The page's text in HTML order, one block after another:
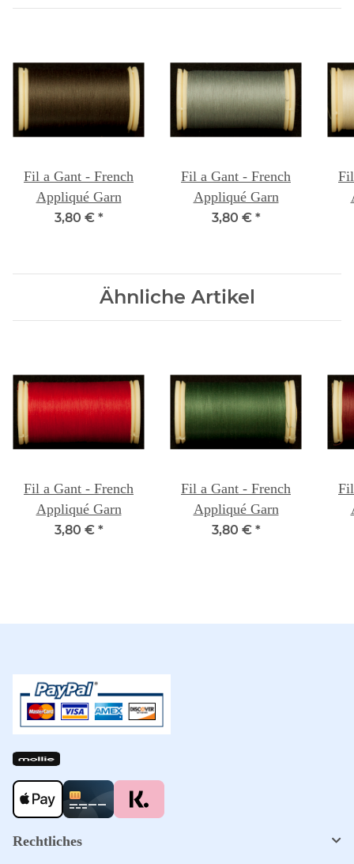
Fil a Gant - French
Appliqué Garn
3,80 € *
Fil a Gant - French
Appliqué Garn
3,80 € *
Ähnliche Artikel
Fil a Gant - French
Appliqué Garn
3,80 € *
Fil a Gant - French
Appliqué Garn
3,80 € *
Rechtliches